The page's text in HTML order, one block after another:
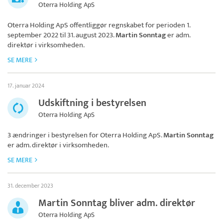
Oterra Holding ApS
Oterra Holding ApSoffentliggør regnskabet for perioden 1.
september 2022 til 31. august 2023.Martin Sonntager adm.
direktør i virksomheden.
SE MERE
17. januar 2024
Udskiftning i bestyrelsen
Oterra Holding ApS
3 ændringer i bestyrelsen forOterra Holding ApS.Martin Sonntag
er adm. direktør i virksomheden.
SE MERE
31. december 2023
Martin Sonntag bliver adm. direktør
Oterra Holding ApS